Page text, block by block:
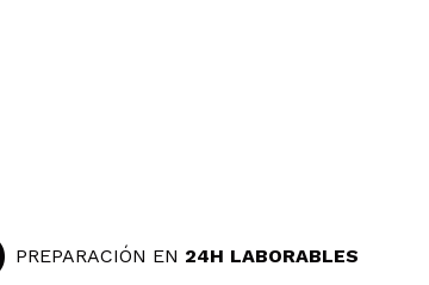
PREPARACIÓN EN 24H LABORABLES